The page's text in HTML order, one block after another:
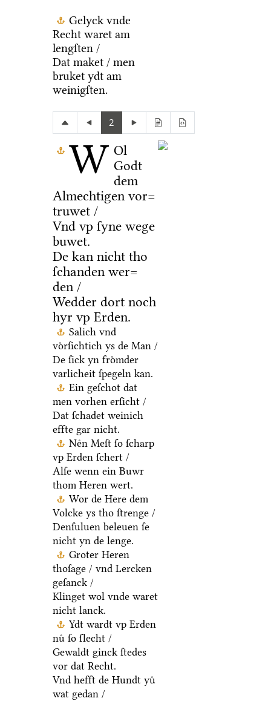
Gelyck vnde
Recht waret am
lengſten /
Dat maket / men
bruket ydt am
weinigſten.
2
W Ol
Godt
dem
Almechtigen vor=
truwet /
Vnd vp ſyne wege
buwet.
De kan nicht tho
ſchanden wer=
den /
Wedder dort noch
hyr vp Erden.
Salich vnd
voͤrſichtich ys de Man /
De ſick yn froͤmder
varlicheit ſpegeln kan.
Ein geſchot dat
men vorhen erſicht /
Dat ſchadet weinich
effte gar nicht.
Neͤn Meſt ſo ſcharp
vp Erden ſchert /
Alſe wenn ein Buwr
thom Heren wert.
Wor de Here dem
Volcke ys tho ſtrenge /
Denſuluen beleuen ſe
nicht yn de lenge.
Groter Heren
thoſage / vnd Lercken
geſanck /
Klinget wol vnde waret
nicht lanck.
Ydt wardt vp Erden
nuͤ ſo ſlecht /
Gewaldt ginck ſtedes
vor dat Recht.
Vnd hefft de Hundt yuͤ
wat gedan /